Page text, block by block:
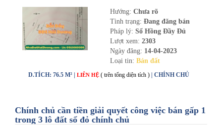
Hướng: Chưa rõ
Tình trạng: Đang đăng bán
Pháp lý: Sổ Hồng Đầy Đủ
Lượt xem: 2303
Ngày đăng: 14-04-2023
Loại tin: Bán đất
D.TÍCH: 76.5 M² | LIÊN HỆ ( trên tổng diện tích ) | CHÍNH CHỦ
Chính chủ cần tiền giải quyết công việc bán gấp 1
trong 3 lô đất sổ đỏ chính chủ